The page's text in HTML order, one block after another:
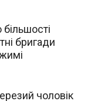
бригади